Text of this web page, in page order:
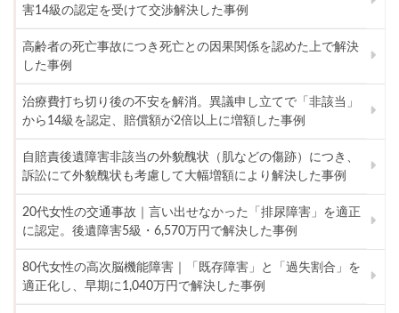
害14級の認定を受けて交渉解決した事例
高齢者の死亡事故につき死亡との因果関係を認めた上で解決
した事例
治療費打ち切り後の不安を解消。異議申し立てで「非該当」
から14級を認定、賠償額が2倍以上に増額した事例
自賠責後遺障害非該当の外貌醜状（肌などの傷跡）につき、
訴訟にて外貌醜状も考慮して大幅増額により解決した事例
20代女性の交通事故｜言い出せなかった「排尿障害」を適正
に認定。後遺障害5級・6,570万円で解決した事例
80代女性の高次脳機能障害｜「既存障害」と「過失割合」を
適正化し、早期に1,040万円で解決した事例